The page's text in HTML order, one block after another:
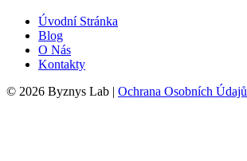
Úvodní Stránka
Blog
O Nás
Kontakty
© 2026 Byznys Lab | Ochrana Osobních Údajů